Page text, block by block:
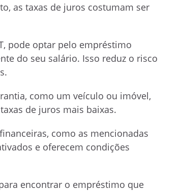
as taxas de juros costumam ser
pode optar pelo empréstimo
do seu salário. Isso reduz o risco
como um veículo ou imóvel,
de juros mais baixas.
como as mencionadas
e oferecem condições
encontrar o empréstimo que